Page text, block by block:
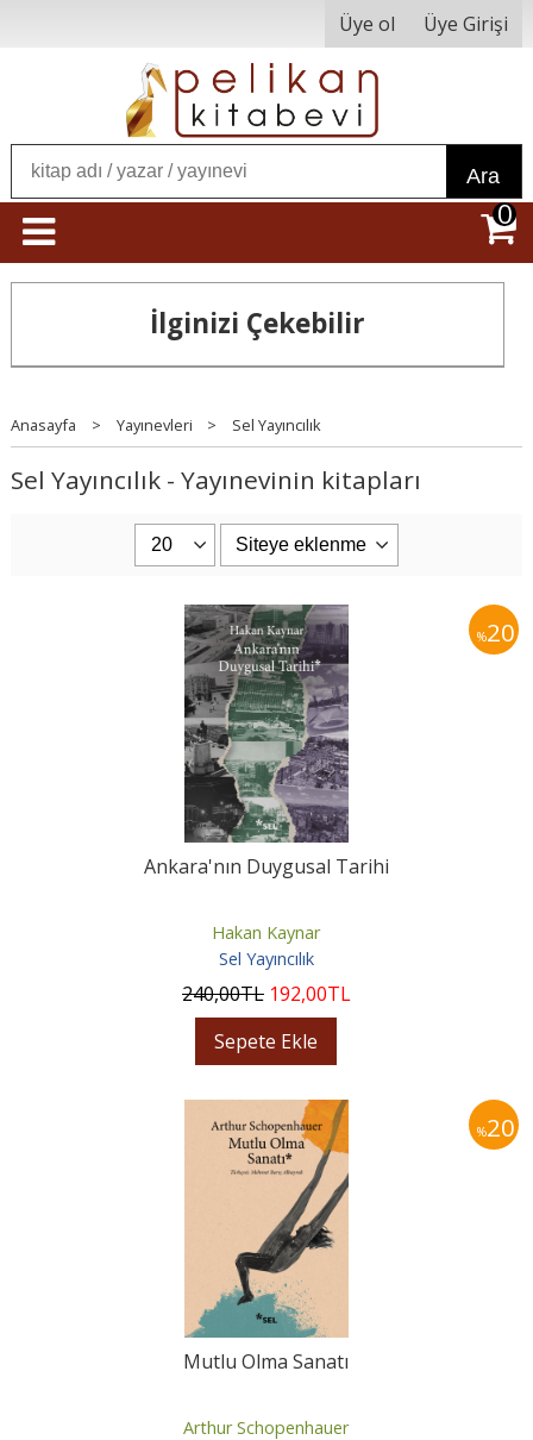
Üye ol Üye Girişi
Ara
0
İlginizi Çekebilir
Anasayfa > Yayınevleri > Sel Yayıncılık
Sel Yayıncılık - Yayınevinin kitapları
%20
Ankara'nın Duygusal Tarihi
Hakan Kaynar
Sel Yayıncılık
240,00TL 192,00TL
Sepete Ekle
%20
Mutlu Olma Sanatı
Arthur Schopenhauer